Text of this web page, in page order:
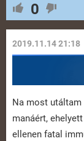
0
2019.11.14 21:18
Na most utáltam
manáért,
ellenen fatal